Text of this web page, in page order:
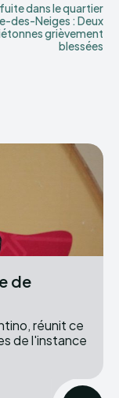
dans le quartier
des-Neiges : Deux
grièvement
blessées
de
réunit ce
de l'instance